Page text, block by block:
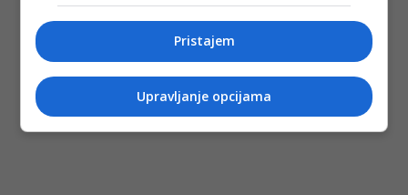
Pristajem
Upravljanje opcijama